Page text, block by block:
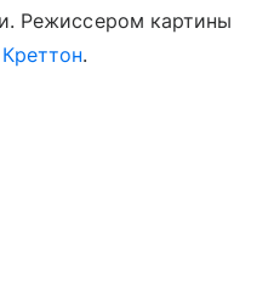
Режиссером картины
.